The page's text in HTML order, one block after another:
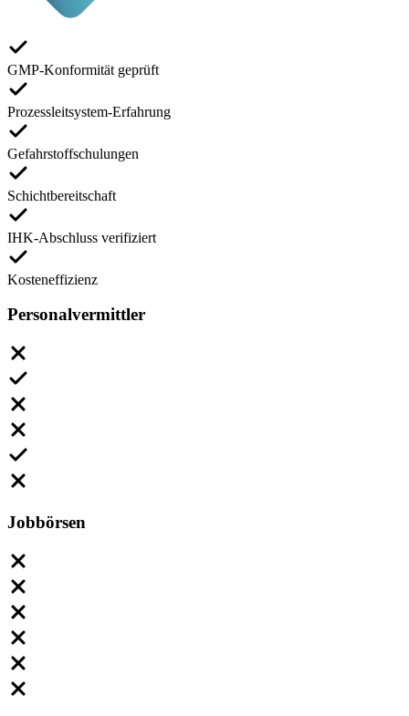
GMP-Konformität geprüft
Prozessleitsystem-Erfahrung
Gefahrstoffschulungen
Schichtbereitschaft
IHK-Abschluss verifiziert
Kosteneffizienz
Personalvermittler
Jobbörsen